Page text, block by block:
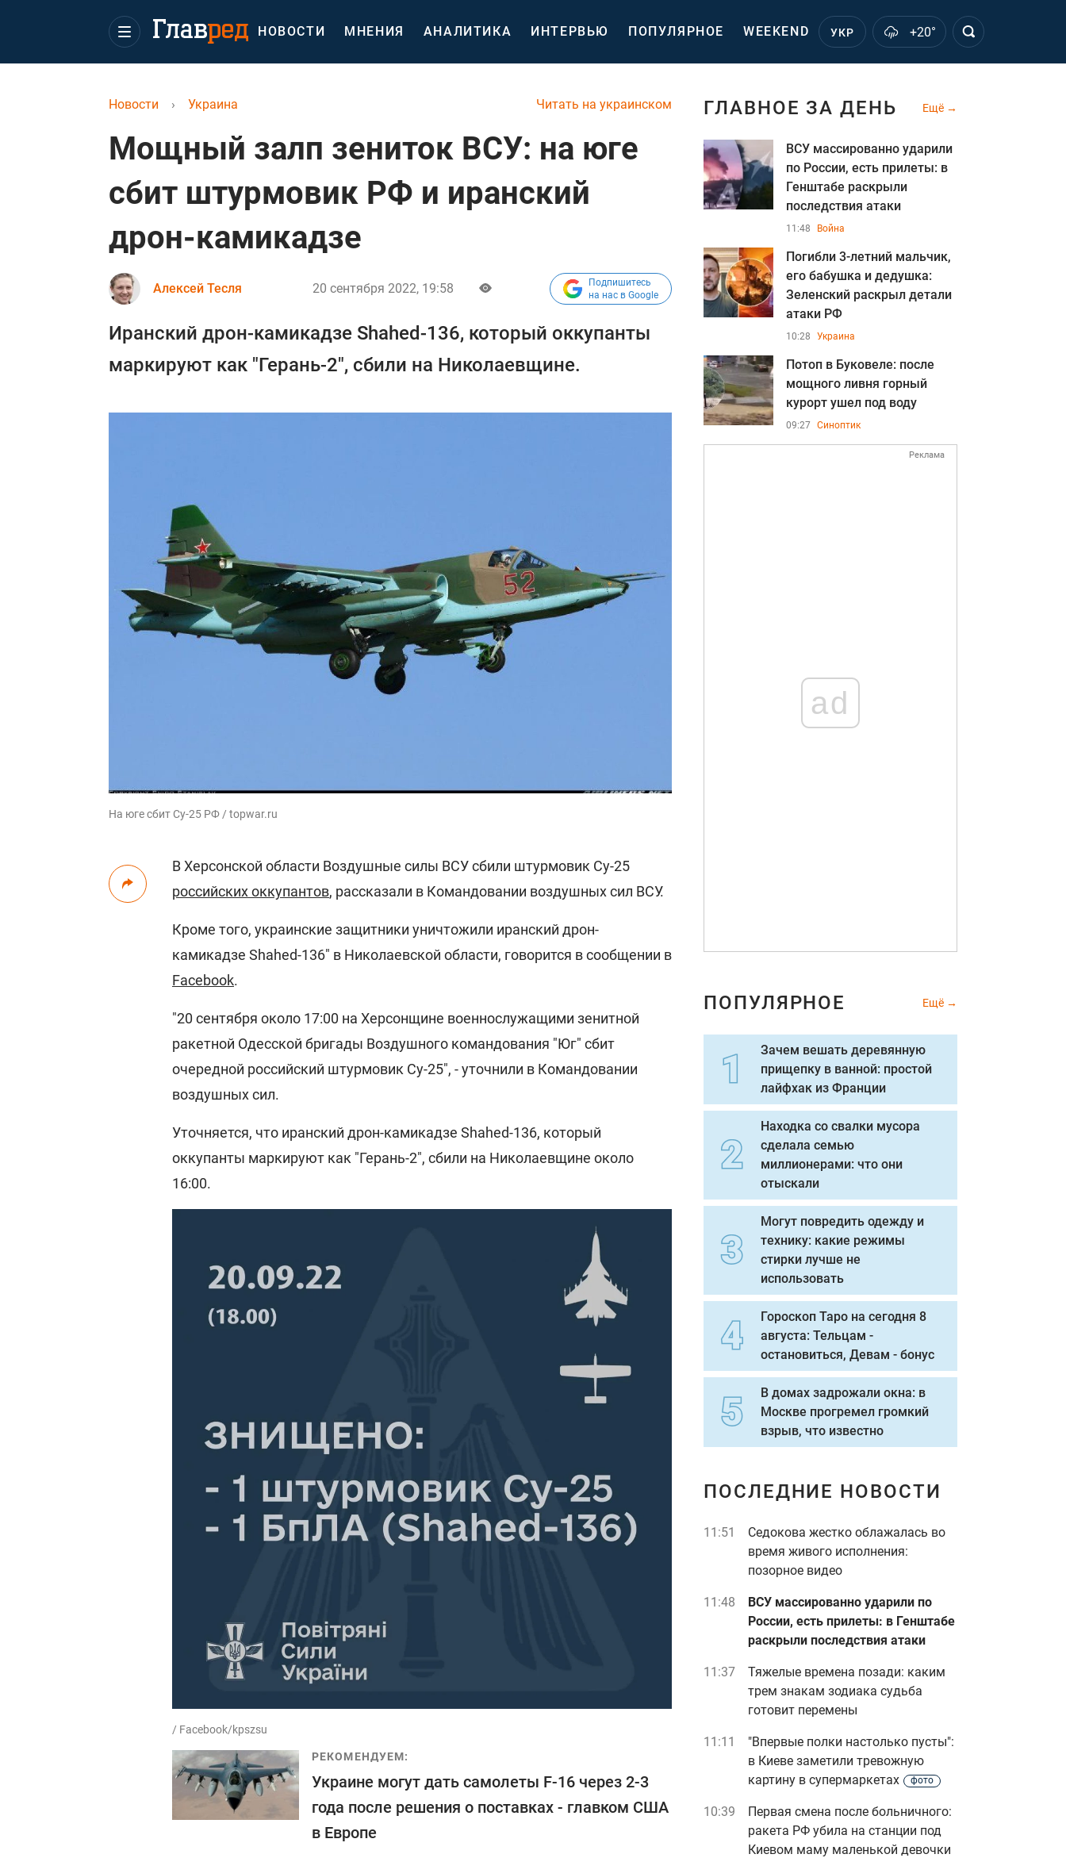
НОВОСТИ МНЕНИЯ АНАЛИТИКА ИНТЕРВЬЮ ПОПУЛЯРНОЕ WEEKEND УКР +20°
Читать на украинском
Новости › Украина
Мощный залп зениток ВСУ: на юге
сбит штурмовик РФ и иранский
дрон-камикадзе
Алексей Тесля 20 сентября 2022, 19:58
Подпишитесь
на нас в Google
Иранский дрон-камикадзе Shahed-136, который оккупанты
маркируют как "Герань-2", сбили на Николаевщине.
На юге сбит Су-25 РФ / topwar.ru
В Херсонской области Воздушные силы ВСУ сбили штурмовик Су-25
российских оккупантов, рассказали в Командовании воздушных сил ВСУ.
Кроме того, украинские защитники уничтожили иранский дрон-
камикадзе Shahed-136" в Николаевской области, говорится в сообщении в
Facebook.
"20 сентября около 17:00 на Херсонщине военнослужащими зенитной
ракетной Одесской бригады Воздушного командования "Юг" сбит
очередной российский штурмовик Су-25", - уточнили в Командовании
воздушных сил.
Уточняется, что иранский дрон-камикадзе Shahed-136, который
оккупанты маркируют как "Герань-2", сбили на Николаевщине около
16:00.
/ Facebook/kpszsu
РЕКОМЕНДУЕМ:
Украине могут дать самолеты F-16 через 2-3
года после решения о поставках - главком США
в Европе
ГЛАВНОЕ ЗА ДЕНЬ Ещё
ВСУ массированно ударили
по России, есть прилеты: в
Генштабе раскрыли
последствия атаки
11:48 Война
Погибли 3-летний мальчик,
его бабушка и дедушка:
Зеленский раскрыл детали
атаки РФ
10:28 Украина
Потоп в Буковеле: после
мощного ливня горный
курорт ушел под воду
09:27 Синоптик
Реклама
ad
ПОПУЛЯРНОЕ Ещё
Зачем вешать деревянную
прищепку в ванной: простой
лайфхак из Франции
Находка со свалки мусора
сделала семью
миллионерами: что они
отыскали
Могут повредить одежду и
технику: какие режимы
стирки лучше не
использовать
Гороскоп Таро на сегодня 8
августа: Тельцам -
остановиться, Девам - бонус
В домах задрожали окна: в
Москве прогремел громкий
взрыв, что известно
ПОСЛЕДНИЕ НОВОСТИ
11:51
Седокова жестко облажалась во
время живого исполнения:
позорное видео
11:48
ВСУ массированно ударили по
России, есть прилеты: в Генштабе
раскрыли последствия атаки
11:37
Тяжелые времена позади: каким
трем знакам зодиака судьба
готовит перемены
11:11
"Впервые полки настолько пусты":
в Киеве заметили тревожную
картину в супермаркетах
фото
10:39
Первая смена после больничного:
ракета РФ убила на станции под
Киевом маму маленькой девочки